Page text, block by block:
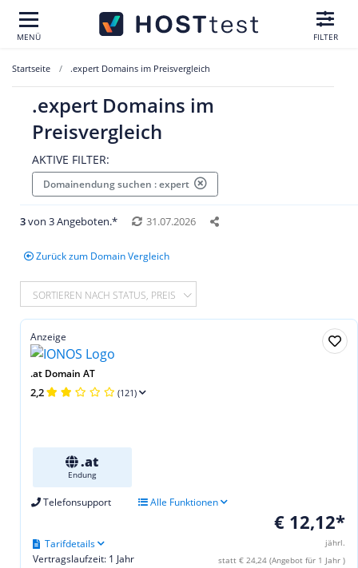
MENÜ FILTER
Startseite .expert Domains im Preisvergleich
.expert Domains im
Preisvergleich
AKTIVE FILTER:
Domainendung suchen : expert
3von 3 Angeboten.* 31.07.2026
Zurück zum Domain Vergleich
SORTIEREN NACH STATUS, PREIS
Anzeige
.at Domain AT
2,2 (121)
.at
Endung
Telefonsupport Alle Funktionen
€ 12,12*
jährl.
statt € 24,24 (Angebot für 1 Jahr )
Vertragslaufzeit: 1 Jahr
Tarifdetails